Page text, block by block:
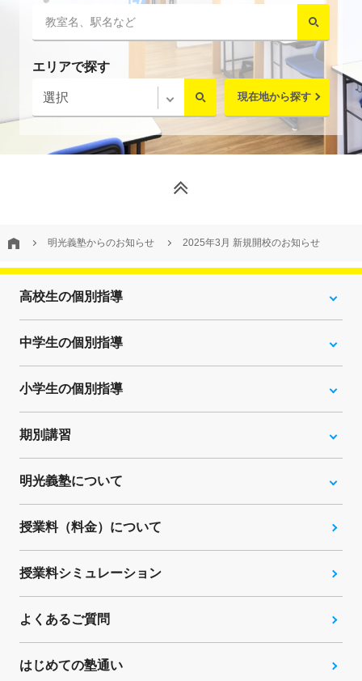
エリアで探す
現在地から探す
明光義塾からのお知らせ 2025年3月 新規開校のお知らせ
高校生の個別指導
中学生の個別指導
小学生の個別指導
期別講習
明光義塾について
授業料（料金）について
授業料シミュレーション
よくあるご質問
はじめての塾通い